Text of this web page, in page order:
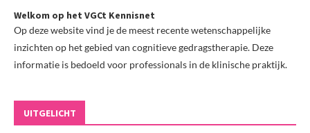
Welkom op het VGCt Kennisnet
Op deze website vind je de meest recente wetenschappelijke
inzichten op het gebied van cognitieve gedragstherapie. Deze
informatie is bedoeld voor professionals in de klinische praktijk.
UITGELICHT